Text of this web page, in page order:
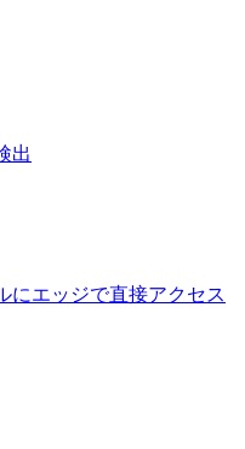
出
にエッジで直接アクセス